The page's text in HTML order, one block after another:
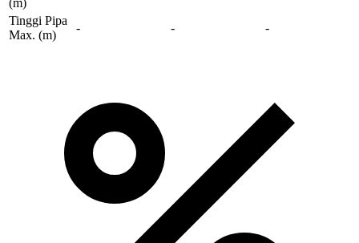
(m)
Tinggi Pipa
Max. (m)
- - -